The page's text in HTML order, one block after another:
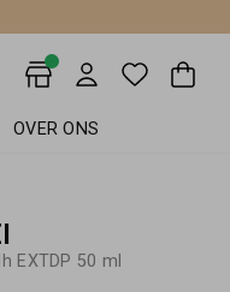
OVER ONS
EXTDP 50 ml